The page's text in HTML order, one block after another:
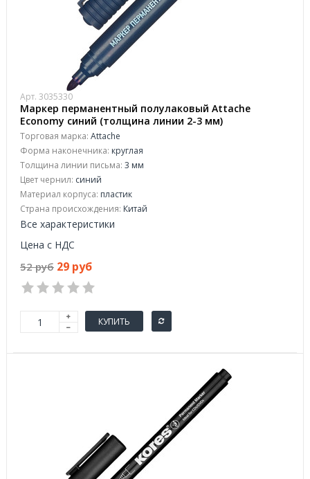
Арт. 3035330
Маркер перманентный полулаковый Attache
Economy синий (толщина линии 2-3 мм)
Торговая марка: Attache
Форма наконечника: круглая
Толщина линии письма: 3 мм
Цвет чернил: синий
Материал корпуса: пластик
Страна происхождения: Китай
Все характеристики
Цена с НДС
52 руб 29 руб
КУПИТЬ